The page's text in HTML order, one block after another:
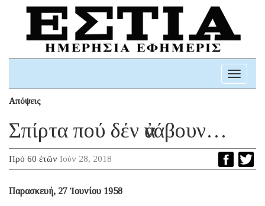
Toggle
Απόψεις
Σπίρτα πού δέν ἀνάβουν…
Πρό 60 ἐτῶν Ιούν 28, 2018
Παρασκευή, 27 Ἰουνίου 1958